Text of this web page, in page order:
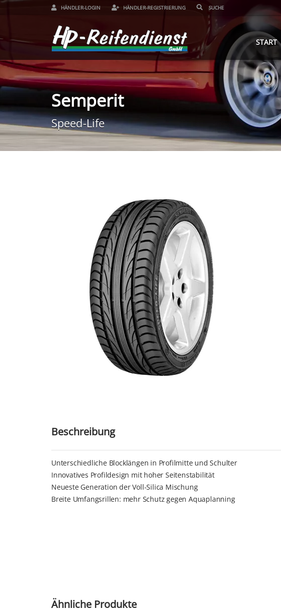
HÄNDLER-LOGIN HÄNDLER-REGISTRIERUNG
START
Semperit
Speed-Life
Beschreibung
Unterschiedliche Blocklängen in Profilmitte und Schulter
Innovatives Profildesign mit hoher Seitenstabilität
Neueste Generation der Voll-Silica Mischung
Breite Umfangsrillen: mehr Schutz gegen Aquaplanning
Ähnliche Produkte